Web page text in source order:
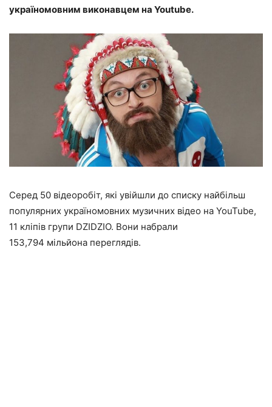
україномовним виконавцем на Youtube.
Серед 50 відеоробіт, які увійшли до списку найбільш
популярних україномовних музичних відео на YouTube,
11 кліпів групи DZIDZІO. Вони набрали
153,794 мільйона переглядів.